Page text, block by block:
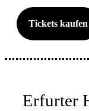
Tickets kaufen
Erfurter